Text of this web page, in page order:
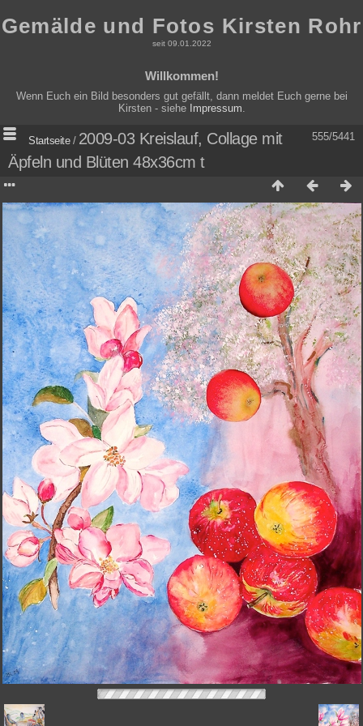
Gemälde und Fotos Kirsten Rohr
seit 09.01.2022
Willkommen!
Wenn Euch ein Bild besonders gut gefällt, dann meldet Euch gerne bei
Kirsten - siehe Impressum
555/5441
Startseite/ 2009-03 Kreislauf, Collage mit
Äpfeln und Blüten 48x36cm t